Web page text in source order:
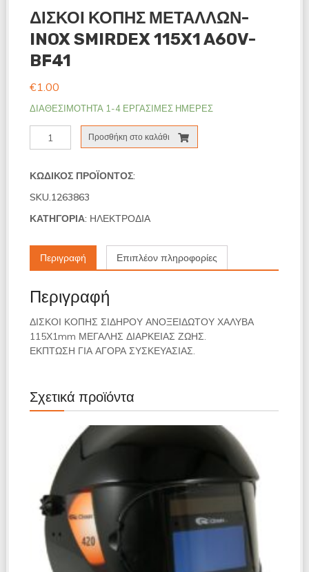
ΔΙΣΚΟΙ ΚΟΠΗΣ ΜΕΤΑΛΛΩΝ-
INOX SMIRDEX 115X1 A60V-
BF41
€1.00
ΔΙΑΘΕΣΙΜΟΤΗΤΑ 1-4 ΕΡΓΑΣΙΜΕΣ ΗΜΕΡΕΣ
ΔΙΣΚΟΙ
ΚΟΠΗΣ
INOX
115X1
A60V-
ποσότητα
Προσθήκη στο καλάθι
ΚΩΔΙΚΌΣ ΠΡΟΪΌΝΤΟΣ:
SKU.1263863
ΚΑΤΗΓΟΡΊΑ: ΗΛΕΚΤΡΟΔΙΑ
Περιγραφή Επιπλέον πληροφορίες
Περιγραφή
ΔΙΣΚΟΙ ΚΟΠΗΣ ΣΙΔΗΡΟΥ ΑΝΟΞΕΙΔΩΤΟΥ ΧΑΛΥΒΑ
115Χ1mm ΜΕΓΑΛΗΣ ΔΙΑΡΚΕΙΑΣ ΖΩΗΣ.
ΕΚΠΤΩΣΗ ΓΙΑ ΑΓΟΡΑ ΣΥΣΚΕΥΑΣΙΑΣ.
Σχετικά προϊόντα